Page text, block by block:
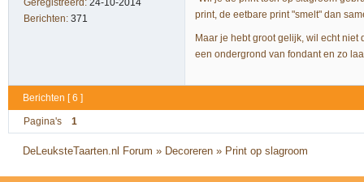
Geregistreerd: 24-10-2014
Berichten: 371
print, de eetbare print "smelt" dan
Maar je hebt groot gelijk, wil echt
een ondergrond van fondant en zo
Berichten [ 6 ]
Pagina's 1
DeLeuksteTaarten.nl Forum » Decoreren » Print op slagroom